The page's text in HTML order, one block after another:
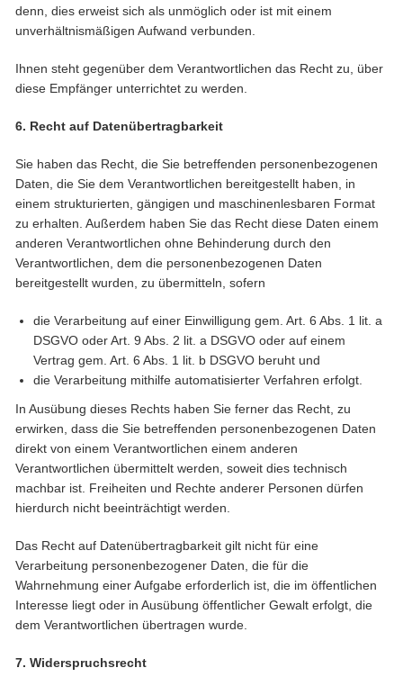
denn, dies erweist sich als unmöglich oder ist mit einem
unverhältnismäßigen Aufwand verbunden.
Ihnen steht gegenüber dem Verantwortlichen das Recht zu, über
diese Empfänger unterrichtet zu werden.
6. Recht auf Datenübertragbarkeit
Sie haben das Recht, die Sie betreffenden personenbezogenen
Daten, die Sie dem Verantwortlichen bereitgestellt haben, in
einem strukturierten, gängigen und maschinenlesbaren Format
zu erhalten. Außerdem haben Sie das Recht diese Daten einem
anderen Verantwortlichen ohne Behinderung durch den
Verantwortlichen, dem die personenbezogenen Daten
bereitgestellt wurden, zu übermitteln, sofern
die Verarbeitung auf einer Einwilligung gem. Art. 6 Abs. 1 lit. a
DSGVO oder Art. 9 Abs. 2 lit. a DSGVO oder auf einem
Vertrag gem. Art. 6 Abs. 1 lit. b DSGVO beruht und
die Verarbeitung mithilfe automatisierter Verfahren erfolgt.
In Ausübung dieses Rechts haben Sie ferner das Recht, zu
erwirken, dass die Sie betreffenden personenbezogenen Daten
direkt von einem Verantwortlichen einem anderen
Verantwortlichen übermittelt werden, soweit dies technisch
machbar ist. Freiheiten und Rechte anderer Personen dürfen
hierdurch nicht beeinträchtigt werden.
Das Recht auf Datenübertragbarkeit gilt nicht für eine
Verarbeitung personenbezogener Daten, die für die
Wahrnehmung einer Aufgabe erforderlich ist, die im öffentlichen
Interesse liegt oder in Ausübung öffentlicher Gewalt erfolgt, die
dem Verantwortlichen übertragen wurde.
7. Widerspruchsrecht